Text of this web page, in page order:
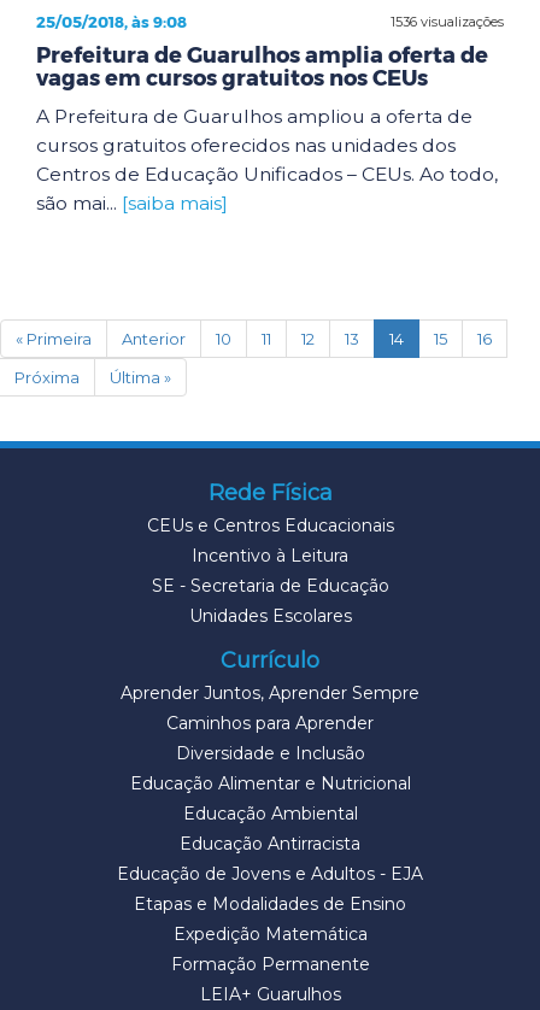
1536 visualizações
25/05/2018, às 9:08
Prefeitura de Guarulhos amplia oferta de
vagas em cursos gratuitos nos CEUs
A Prefeitura de Guarulhos ampliou a oferta de
cursos gratuitos oferecidos nas unidades dos
Centros de Educação Unificados – CEUs. Ao todo,
são mai... [saiba mais]
« Primeira Anterior 10 11 12 13 14(current)
15
16
Próxima
Última »
Rede Física
CEUs e Centros Educacionais
Incentivo à Leitura
SE - Secretaria de Educação
Unidades Escolares
Currículo
Aprender Juntos, Aprender Sempre
Caminhos para Aprender
Diversidade e Inclusão
Educação Alimentar e Nutricional
Educação Ambiental
Educação Antirracista
Educação de Jovens e Adultos - EJA
Etapas e Modalidades de Ensino
Expedição Matemática
Formação Permanente
LEIA+ Guarulhos